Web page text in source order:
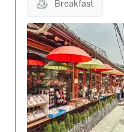
Breakfast